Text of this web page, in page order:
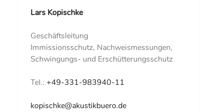
Lars Kopischke
Geschäftsleitung
Immissionsschutz, Nachweismessungen,
Schwingungs- und Erschütterungsschutz
Tel.: +49-331-983940-11
kopischke@akustikbuero.de